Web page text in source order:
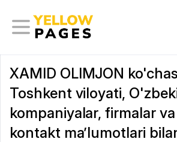
XAMID OLIMJON
Toshkent viloyati,
kompaniyalar, firmalar
kontakt ma’lumotlari